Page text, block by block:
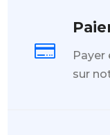

Payer
sur